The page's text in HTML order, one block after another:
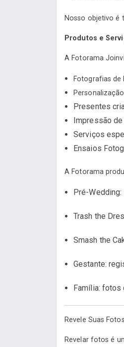
Nosso objetivo é
Produtos e
A Fotorama
Fotografias de
Presentes
Impressão
Serviços
Ensaios
A Fotorama
Pré-
Trash the
Smash the
Gestante:
Família: fotos
Revele Suas Fotos
Revelar fotos é